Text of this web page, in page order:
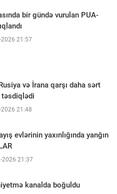
bir gündə vurulan PUA-
2026 21:57
və İrana qarşı daha sərt
təsdiqlədi
2026 21:48
evlərinin yaxınlığında yanğın
2026 21:37
kanalda boğuldu